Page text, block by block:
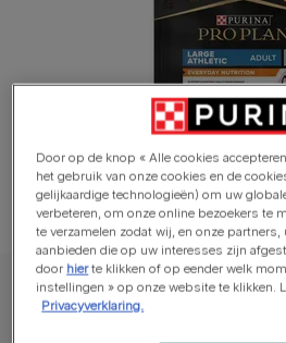
PRO PLAN® Hond Droge voeding
Door op de knop « Alle cookies
het gebruik van onze cookies en de
gelijkaardige technologieën) om uw
verbeteren, om onze online bezoekers te
te verzamelen zodat wij, en onze partners,
aanbieden die op uw interesses zijn
door hierte klikken of op eender welk
instellingen » op onze website te klikken.
Privacyverklaring.